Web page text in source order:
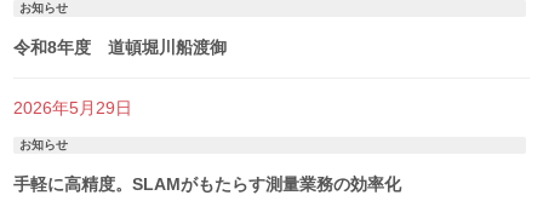
お知らせ
令和8年度 道頓堀川船渡御
2026年5月29日
お知らせ
手軽に高精度。SLAMがもたらす測量業務の効率化